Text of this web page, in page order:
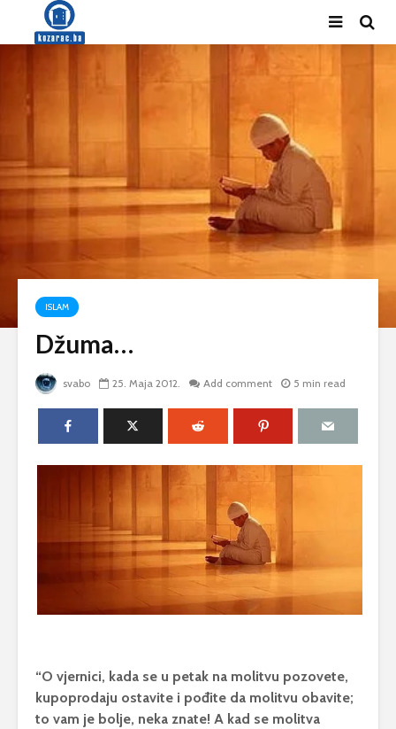
ISLAM
Džuma…
svabo 25. Maja 2012. Add comment 5 min read
“O vjernici, kada se u petak na molitvu pozovete,
kupoprodaju ostavite i pođite da molitvu obavite;
to vam je bolje, neka znate! A kad se molitva